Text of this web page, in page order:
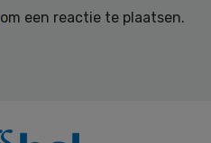
om een reactie te plaatsen.